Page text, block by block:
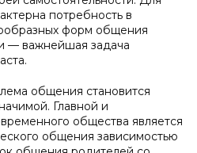
потребность в
форм общения
— важнейшая задача
общения становится
Главной и
общества является
общения зависимостью